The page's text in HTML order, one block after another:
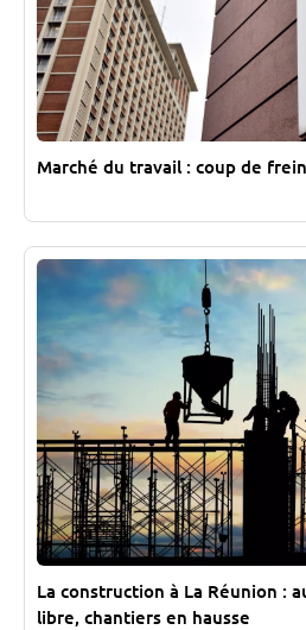
Marché du travail : coup de
La construction à La Réunion :
libre, chantiers en hausse